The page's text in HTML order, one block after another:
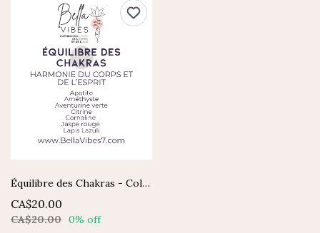
Équilibre des Chakras - Collier
CA$20.00
CA$20.00 0% off